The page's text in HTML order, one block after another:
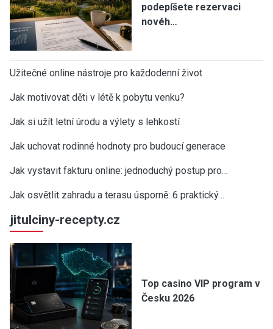
podepíšete rezervaci
novéh…
Užitečné online nástroje pro každodenní život
Jak motivovat děti v létě k pobytu venku?
Jak si užít letní úrodu a výlety s lehkostí
Jak uchovat rodinné hodnoty pro budoucí generace
Jak vystavit fakturu online: jednoduchý postup pro…
Jak osvětlit zahradu a terasu úsporně: 6 praktický…
jitulciny-recepty.cz
Top casino VIP program v
Česku 2026